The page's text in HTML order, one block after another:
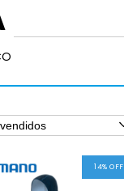
14% OFF